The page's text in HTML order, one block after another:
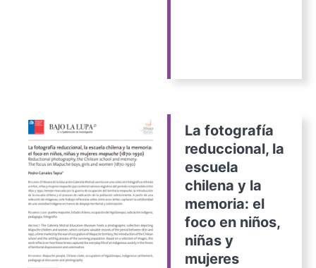
La fotografía
reduccional, la
escuela
chilena y la
memoria: el
foco en niños,
niñas y
mujeres